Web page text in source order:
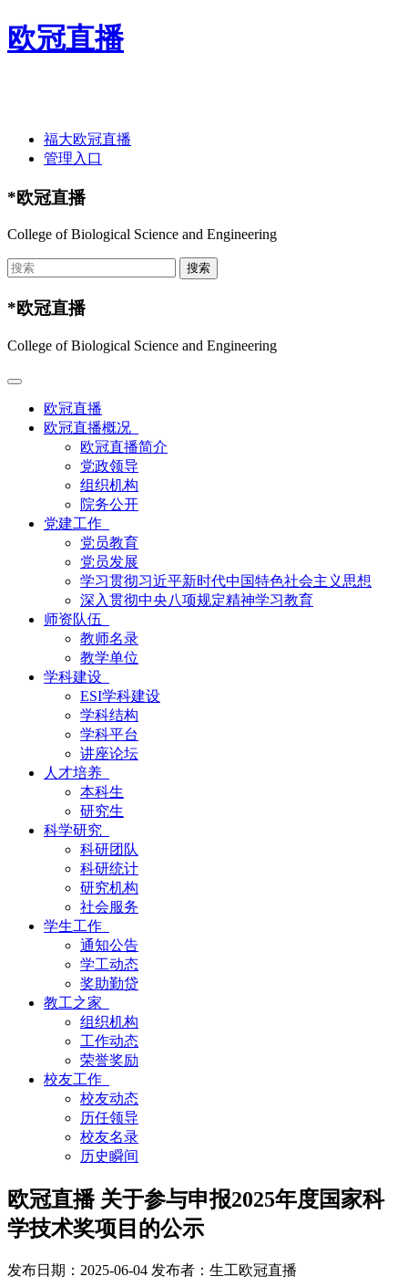
欧冠直播
福大欧冠直播
管理入口
*欧冠直播
College of Biological Science and Engineering
*欧冠直播
College of Biological Science and Engineering
欧冠直播
欧冠直播概况
欧冠直播简介
党政领导
组织机构
院务公开
党建工作
党员教育
党员发展
学习贯彻习近平新时代中国特色社会主义思想
深入贯彻中央八项规定精神学习教育
师资队伍
教师名录
教学单位
学科建设
ESI学科建设
学科结构
学科平台
讲座论坛
人才培养
本科生
研究生
科学研究
科研团队
科研统计
研究机构
社会服务
学生工作
通知公告
学工动态
奖助勤贷
教工之家
组织机构
工作动态
荣誉奖励
校友工作
校友动态
历任领导
校友名录
历史瞬间
欧冠直播 关于参与申报2025年度国家科
学技术奖项目的公示
发布日期：2025-06-04 发布者：生工欧冠直播